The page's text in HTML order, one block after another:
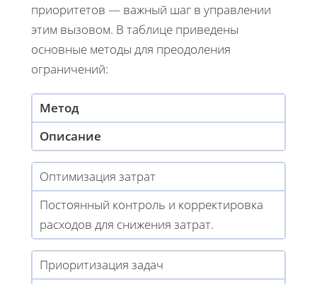
приоритетов — важный шаг в управлении
этим вызовом. В таблице приведены
основные методы для преодоления
ограничений:
Метод
Описание
Оптимизация затрат
Постоянный контроль и корректировка
расходов для снижения затрат.
Приоритизация задач